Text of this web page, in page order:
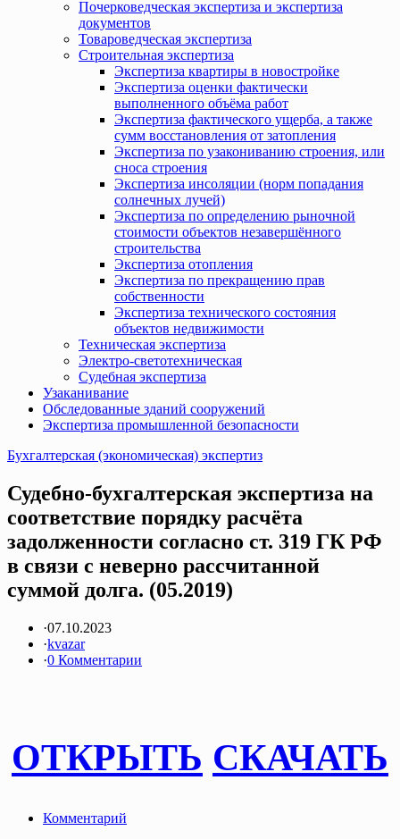
Почерковедческая экспертиза и экспертиза
документов
Товароведческая экспертиза
Строительная экспертиза
Экспертиза квартиры в новостройке
Экспертиза оценки фактически
выполненного объёма работ
Экспертиза фактического ущерба, а также
сумм восстановления от затопления
Экспертиза по узакониванию строения, или
сноса строения
Экспертиза инсоляции (норм попадания
солнечных лучей)
Экспертиза по определению рыночной
стоимости объектов незавершённого
строительства
Экспертиза отопления
Экспертиза по прекращению прав
собственности
Экспертиза технического состояния
объектов недвижимости
Техническая экспертиза
Электро-светотехническая
Судебная экспертиза
Узаканивание
Обследованные зданий сооружений
Экспертиза промышленной безопасности
Бухгалтерская (экономическая) экспертиз
Судебно-бухгалтерская экспертиза на
соответствие порядку расчёта
задолженности согласно ст. 319 ГК РФ
в связи с неверно рассчитанной
суммой долга. (05.2019)
·07.10.2023
·kvazar
·0 Комментарии
ОТКРЫТЬ СКАЧАТЬ
Комментарий